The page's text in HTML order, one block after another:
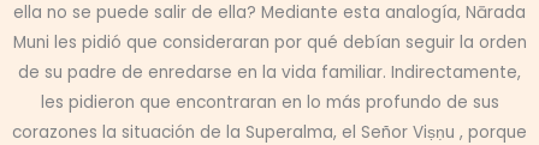
ella no se puede salir de ella? Mediante esta analogía, Nārada
Muni les pidió que consideraran por qué debían seguir la orden
de su padre de enredarse en la vida familiar. Indirectamente,
les pidieron que encontraran en lo más profundo de sus
corazones la situación de la Superalma, el Señor Viṣṇu , porque